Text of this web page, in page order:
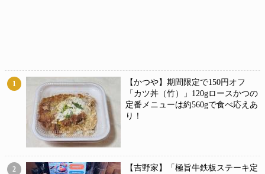
1
【かつや】期間限定で150円オフ
「カツ丼（竹）」120gロースかつの
定番メニューは約560gで食べ応えあ
り！
2
【吉野家】「極旨牛鉄板ステーキ定